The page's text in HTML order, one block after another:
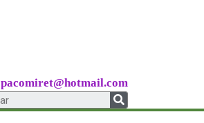
pacomiret@hotmail.com